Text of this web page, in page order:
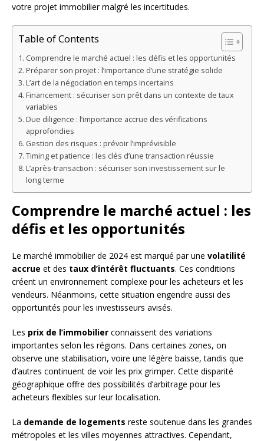
votre projet immobilier malgré les incertitudes.
Table of Contents
Comprendre le marché actuel : les défis et les opportunités
Préparer son projet : l’importance d’une stratégie solide
L’art de la négociation en temps incertains
Financement : sécuriser son prêt dans un contexte de taux
variables
Due diligence : l’importance accrue des vérifications
approfondies
Gestion des risques : prévoir l’imprévisible
Timing et patience : les clés d’une transaction réussie
L’après-transaction : sécuriser son investissement sur le
long terme
Comprendre le marché actuel : les
défis et les opportunités
Le marché immobilier de 2024 est marqué par une volatilité
accrue et des taux d’intérêt fluctuants. Ces conditions
créent un environnement complexe pour les acheteurs et les
vendeurs. Néanmoins, cette situation engendre aussi des
opportunités pour les investisseurs avisés.
Les prix de l’immobilier connaissent des variations
importantes selon les régions. Dans certaines zones, on
observe une stabilisation, voire une légère baisse, tandis que
d’autres continuent de voir les prix grimper. Cette disparité
géographique offre des possibilités d’arbitrage pour les
acheteurs flexibles sur leur localisation.
La demande de logements reste soutenue dans les grandes
métropoles et les villes moyennes attractives. Cependant,